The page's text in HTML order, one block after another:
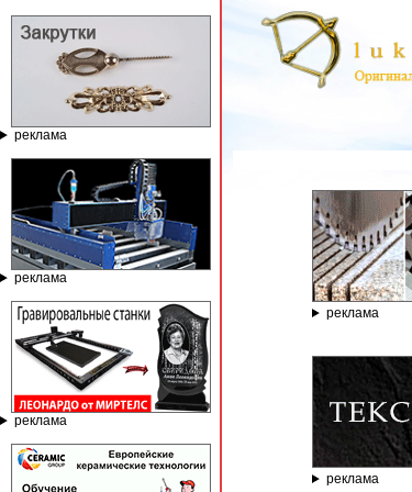
реклама
реклама
реклама
реклама
реклама